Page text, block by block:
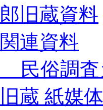
旧蔵資料
連資料
民俗調査
蔵 紙媒